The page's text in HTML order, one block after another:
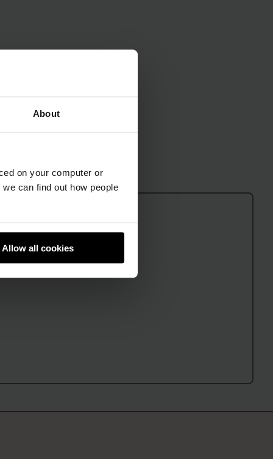
About
on your computer or
can find out how people
Allow all cookies